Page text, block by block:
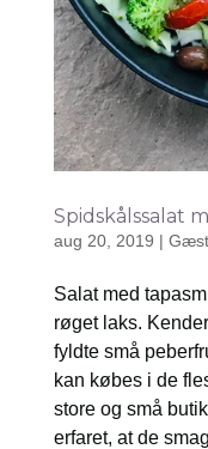
Spidskålssalat
aug 20, 2019 |
Salat med
røget laks.
fyldte små
kan købes i de
store og små
erfaret, at de